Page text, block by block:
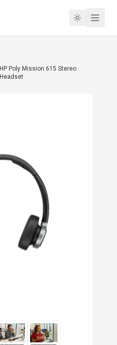
HP Poly Mission 615 Stereo
Headset